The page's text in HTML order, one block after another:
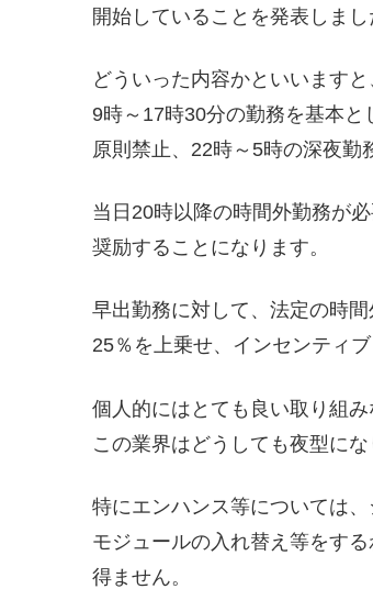
開始していることを発表しまし
どういった内容かといいます
9時～17時30分の勤務を基本
原則禁止、22時～5時の深夜勤
当日20時以降の時間外勤務が
奨励することになります。
早出勤務に対して、法定の時
25％を上乗せ、インセンティ
個人的にはとても良い取り組み
この業界はどうしても夜型にな
特にエンハンス等については
モジュールの入れ替え等をす
得ません。